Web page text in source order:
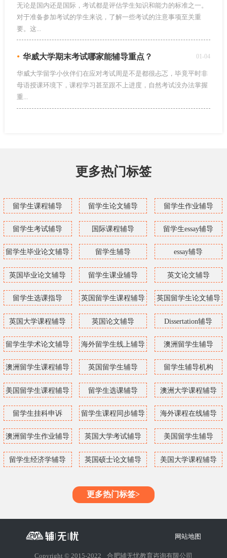
无论是国内还是国际，考试都是评估学生知识和能力的标准之一。
对于准备参加考试的学生来说，了解一些考试的注意事项至关重
要。这...
• 华威大学期末考试哪家能辅导重点？ 01-04
华威大学留学小伙伴们在应对考试周是不是都很忐忑，毕竟平时非
母语授课环境下，课程学习甚至跟不上进度，自然考试没办法掌握
重...
更多热门标签
留学生课程辅导 留学生论文辅导 留学生作业辅导
留学生考试辅导 国际课程辅导 留学生essay辅导
留学生毕业论文辅导 留学生辅导 essay辅导
英国毕业论文辅导 留学生课业辅导 英文论文辅导
留学生选课指导 英国留学生课程辅导 英国留学生论文辅导
英国大学课程辅导 英国论文辅导 Dissertation辅导
留学生学术论文辅导 海外留学生线上辅导 澳洲留学生辅导
澳洲留学生课程辅导 英国留学生辅导 留学生辅导机构
美国留学生课程辅导 留学生选课辅导 澳洲大学课程辅导
留学生挂科申诉 留学生课程同步辅导 海外课程在线辅导
澳洲留学生作业辅导 英国大学考试辅导 美国留学生辅导
留学生经济学辅导 英国硕士论文辅导 美国大学课程辅导
更多热门标签>
网站地图
Copyright © 2015-2022 合肥辅无忧教育咨询有限公司